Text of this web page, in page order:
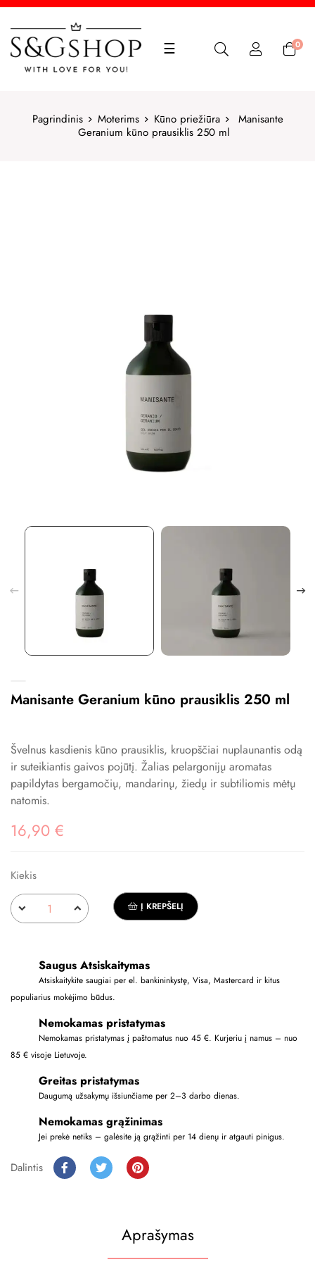
Toggle
☰ 0
Pagrindinis Moterims Kūno priežiūra
Manisante
Geranium kūno prausiklis 250 ml
Manisante Geranium kūno prausiklis 250 ml
Švelnus kasdienis kūno prausiklis, kruopščiai nuplaunantis odą
ir suteikiantis gaivos pojūtį. Žalias pelargonijų aromatas
papildytas bergamočių, mandarinų, žiedų ir subtiliomis mėtų
natomis.
16,90 €
Kiekis
Į KREPŠELĮ
Saugus Atsiskaitymas
Atsiskaitykite saugiai per el. bankininkystę, Visa, Mastercard ir kitus
populiarius mokėjimo būdus.
Nemokamas pristatymas
Nemokamas pristatymas į paštomatus nuo 45 €. Kurjeriu į namus – nuo
85 € visoje Lietuvoje.
Greitas pristatymas
Daugumą užsakymų išsiunčiame per 2–3 darbo dienas.
Nemokamas grąžinimas
Jei prekė netiks – galėsite ją grąžinti per 14 dienų ir atgauti pinigus.
Dalintis
Aprašymas